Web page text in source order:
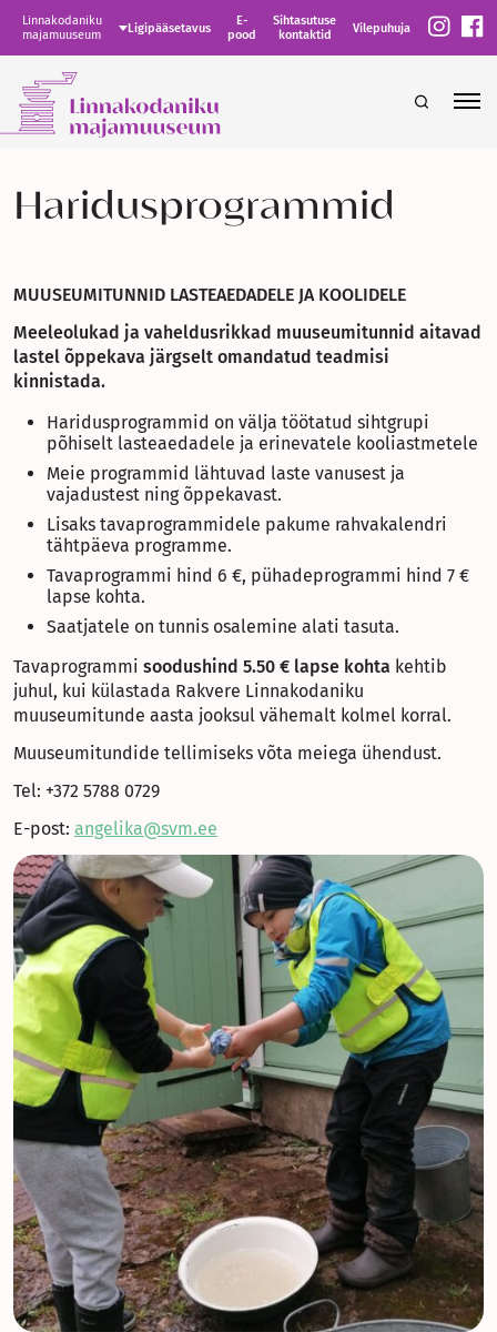
Linnakodaniku
majamuuseum
Ligipääsetavus
E-
pood
Sihtasutuse
kontaktid
Vilepuhuja
Haridusprogrammid
MUUSEUMITUNNID LASTEAEDADELE JA KOOLIDELE
Meeleolukad ja vaheldusrikkad muuseumitunnid aitavad
lastel õppekava järgselt omandatud teadmisi
kinnistada.
Haridusprogrammid on välja töötatud sihtgrupi
põhiselt lasteaedadele ja erinevatele kooliastmetele
Meie programmid lähtuvad laste vanusest ja
vajadustest ning õppekavast.
Lisaks tavaprogrammidele pakume rahvakalendri
tähtpäeva programme.
Tavaprogrammi hind 6 €, pühadeprogrammi hind 7 €
lapse kohta.
Saatjatele on tunnis osalemine alati tasuta.
Tavaprogrammi soodushind 5.50 € lapse kohta kehtib
juhul, kui külastada Rakvere Linnakodaniku
muuseumitunde aasta jooksul vähemalt kolmel korral.
Muuseumitundide tellimiseks võta meiega ühendust.
Tel: +372 5788 0729
E-post: angelika@svm.ee